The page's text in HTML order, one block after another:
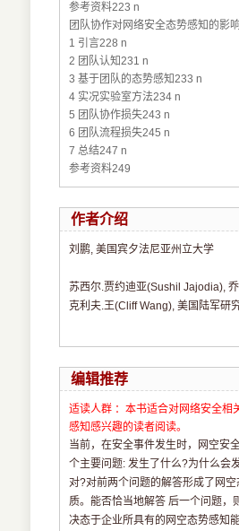
参考资料223 n
团队协作对网络安全态势感知的影
1 引言228 n
2 团队认知231 n
3 基于团队的态势感知233 n
4 实况实验室方法234 n
5 团队协作损失243 n
6 团队流程损失245 n
7 总结247 n
参考资料249
作者介绍
刘鹏, 美国宾夕法尼亚州立大学
苏西尔.贾约迪亚(Sushil Jajodia),
克利夫.王(Cliff Wang), 美国陆军研
编辑推荐
适读人群 ：本书适合对网络安全相
感知感兴趣的读者阅读。
当前，在安全事件发生时，网空安
个主要问题: 发生了什么?为什么会
对?对前两个问题的解答形成了网
质。能否恰当地解答 后一个问题，
决态于企业所具有的网空态势感知能